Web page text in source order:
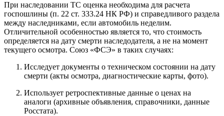
При наследовании ТС оценка необходима для расчета
госпошлины (п. 22 ст. 333.24 НК РФ) и справедливого раздела
между наследниками, если автомобиль неделим.
Отличительной особенностью является то, что стоимость
определяется на дату смерти наследодателя, а не на момент
текущего осмотра. Союз «ФСЭ» в таких случаях:
Исследует документы о техническом состоянии на дату
смерти (акты осмотра, диагностические карты, фото).
Использует ретроспективные данные о ценах на
аналоги (архивные объявления, справочники, данные
Росстата).